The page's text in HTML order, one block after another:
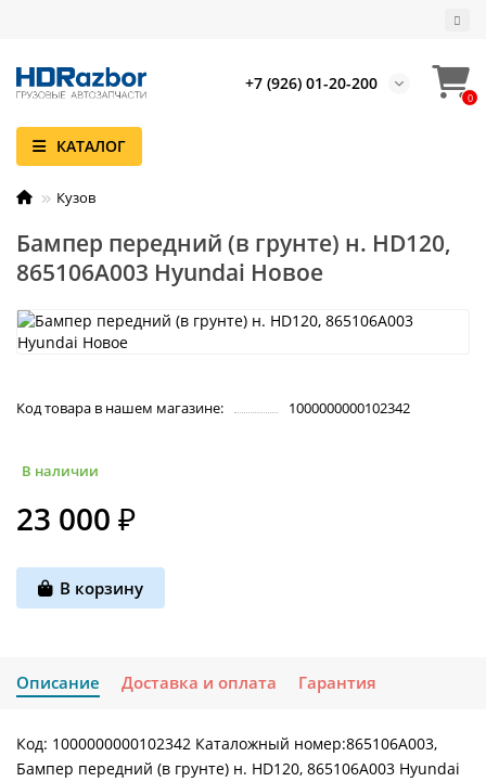
+7 (926) 01-20-200
0
КАТАЛОГ
Кузов
Бампер передний (в грунте) н. HD120,
865106A003 Hyundai Новое
Код товара в нашем магазине: 1000000000102342
В наличии
23 000 ₽
В корзину
Описание Доставка и оплата Гарантия
Код: 1000000000102342 Каталожный номер:865106A003,
Бампер передний (в грунте) н. HD120, 865106A003 Hyundai